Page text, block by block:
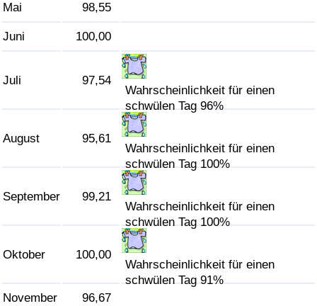
Mai 98,55
Juni 100,00
Juli 97,54
Wahrscheinlichkeit für einen
schwülen Tag 96%
August 95,61
Wahrscheinlichkeit für einen
schwülen Tag 100%
September 99,21
Wahrscheinlichkeit für einen
schwülen Tag 100%
Oktober 100,00
Wahrscheinlichkeit für einen
schwülen Tag 91%
November
96,67
Verkehrs-Index (aktuell)
Verkehrs-Index nach Land